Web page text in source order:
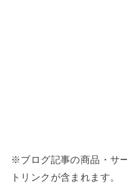
※ブログ記事の商品・サ
トリンクが含まれます。